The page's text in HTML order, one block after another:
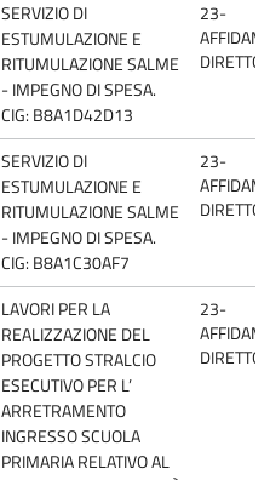
SERVIZIO DI
ESTUMULAZIONE E
RITUMULAZIONE SALME
- IMPEGNO DI SPESA.
CIG: B8A1D42D13
23-
DIRETTO
SERVIZIO DI
ESTUMULAZIONE E
RITUMULAZIONE SALME
- IMPEGNO DI SPESA.
CIG: B8A1C30AF7
23-
DIRETTO
LAVORI PER LA
REALIZZAZIONE DEL
PROGETTO STRALCIO
ESECUTIVO PER L’
ARRETRAMENTO
INGRESSO SCUOLA
PRIMARIA RELATIVO AL
23-
DIRETTO